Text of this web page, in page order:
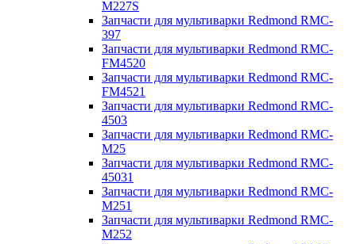
M227S
Запчасти для мультиварки Redmond RMC-
397
Запчасти для мультиварки Redmond RMC-
FM4520
Запчасти для мультиварки Redmond RMC-
FM4521
Запчасти для мультиварки Redmond RMC-
4503
Запчасти для мультиварки Redmond RMC-
M25
Запчасти для мультиварки Redmond RMC-
45031
Запчасти для мультиварки Redmond RMC-
M251
Запчасти для мультиварки Redmond RMC-
M252